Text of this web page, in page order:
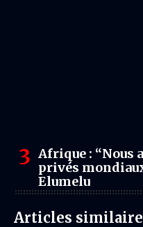
Afrique : “Nous
privés
Elumelu
Articles